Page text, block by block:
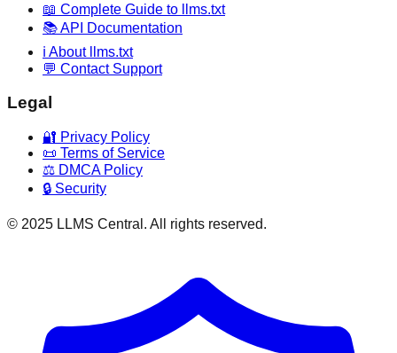
📖 Complete Guide to llms.txt
📚 API Documentation
ℹ️ About llms.txt
💬 Contact Support
Legal
🔐 Privacy Policy
📜 Terms of Service
⚖️ DMCA Policy
🔒 Security
© 2025 LLMS Central. All rights reserved.